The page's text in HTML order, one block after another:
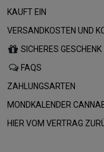
KAUFT EIN
VERSANDKOSTEN UND
SICHERES GESCHENK
FAQS
ZAHLUNGSARTEN
MONDKALENDER
HIER VOM VERTRAG